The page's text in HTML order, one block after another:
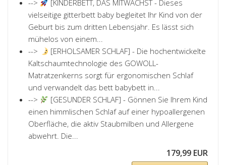
-->
[KINDERBETT, DAS MITWÄCHST - Dieses
vielseitige gitterbett baby begleitet Ihr Kind von der
Geburt bis zum dritten Lebensjahr. Es lässt sich
mühelos von einem...
-->
[ERHOLSAMER SCHLAF] - Die hochentwickelte
Kaltschaumtechnologie des GOWOLL-
Matratzenkerns sorgt für ergonomischen Schlaf
und verwandelt das bett babybett in...
-->
[GESUNDER SCHLAF] - Gönnen Sie Ihrem Kind
einen himmlischen Schlaf auf einer hypoallergenen
Oberfläche, die aktiv Staubmilben und Allergene
abwehrt. Die...
179,99 EUR